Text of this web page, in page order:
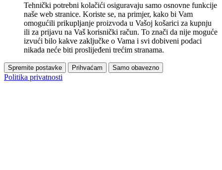
Tehnički potrebni kolačići osiguravaju samo osnovne funkcije
naše web stranice. Koriste se, na primjer, kako bi Vam
omogućili prikupljanje proizvoda u Vašoj košarici za kupnju
ili za prijavu na Vaš korisnički račun. To znači da nije moguće
izvući bilo kakve zaključke o Vama i svi dobiveni podaci
nikada neće biti proslijeđeni trećim stranama.
Spremite postavke Prihvaćam Samo obavezno
Politika privatnosti